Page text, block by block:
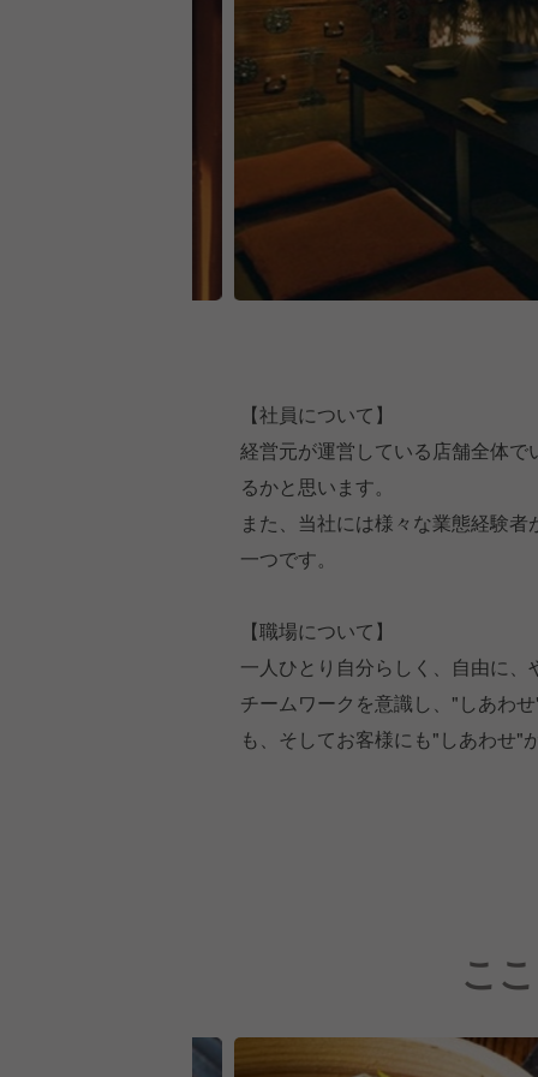
【社員について】
経営元が運営している店舗全体
るかと思います。
また、当社には様々な業態経験
一つです。
【職場について】
一人ひとり自分らしく、自由に
チームワークを意識し、"しあわ
も、そしてお客様にも"しあわせ"
こ